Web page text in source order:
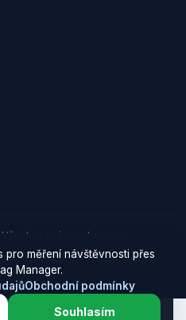
práva vyhrazena.
získat provizi. Cenu pro vás to
pro měření návštěvnosti přes
Manager.
Obchodní podmínky
Souhlasím